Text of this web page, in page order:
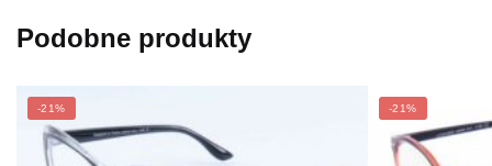
Podobne produkty
-21% -21%